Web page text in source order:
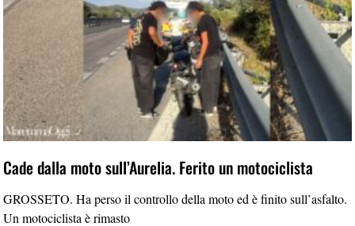
Cade dalla moto sull’Aurelia. Ferito un motociclista
GROSSETO. Ha perso il controllo della moto ed è finito sull’asfalto.
Un motociclista è rimasto